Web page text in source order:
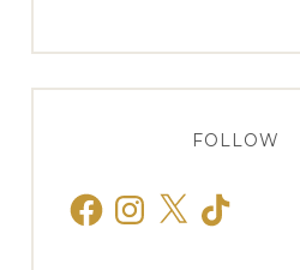
FOLLOW
FacebookInstagram
X TikTok